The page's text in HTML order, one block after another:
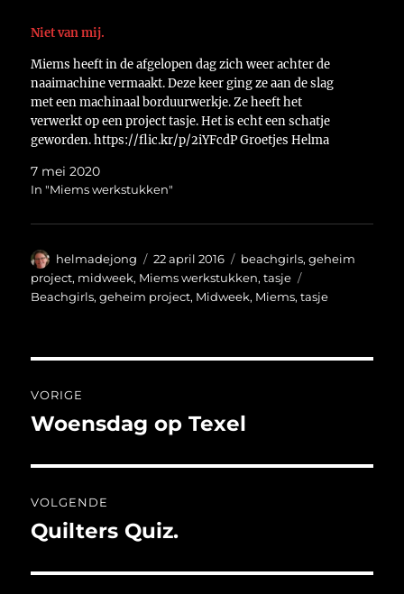
Niet van mij.
Miems heeft in de afgelopen dag zich weer achter de
naaimachine vermaakt. Deze keer ging ze aan de slag
met een machinaal borduurwerkje. Ze heeft het
verwerkt op een project tasje. Het is echt een schatje
geworden. https://flic.kr/p/2iYFcdP Groetjes Helma
7 mei 2020
In "Miems werkstukken"
Auteur
helmadejong
Geplaatst
op
22 april 2016 Categorieën
beachgirls,geheim
project, midweek, Miems werkstukken,tasje
Beachgirls,geheim project, Midweek, Miems,tasje
navigatie
VORIGE
Vorig
Woensdag op Texel
VOLGENDE
Volgend
Quilters Quiz.